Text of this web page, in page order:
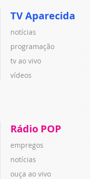
TV Aparecida
notícias
programação
tv ao vivo
vídeos
Rádio POP
empregos
notícias
ouça ao vivo